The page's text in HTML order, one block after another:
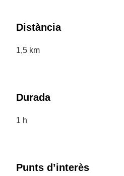
Distància
1,5 km
Durada
1 h
Punts d’interès